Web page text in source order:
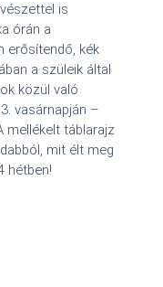
is
órán a
erősítendő, kék
a szüleik által
közül való
vasárnapján –
mellékelt táblarajz
mit élt meg
hétben!